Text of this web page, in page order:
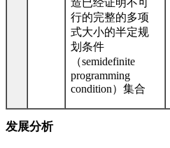
行的完整的多项
式大小的半定规
划条件
（semidefinite
programming
condition）集合
发展分析